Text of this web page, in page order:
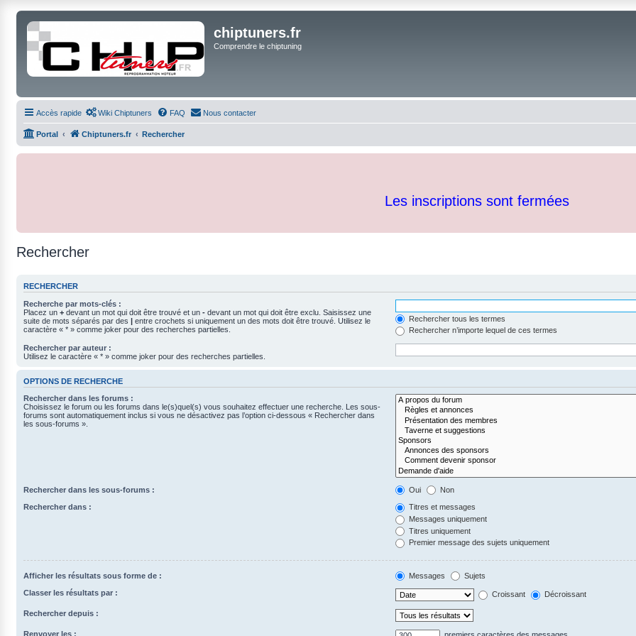
chiptuners.fr
Comprendre le chiptuning
Accès rapide Wiki Chiptuners FAQ Nous contacter
Portal Chiptuners.fr Rechercher
Les inscriptions sont fermées
Rechercher
RECHERCHER
Recherche par mots-clés :
Placez un + devant un mot qui doit être trouvé et un - devant un mot qui doit être exclu. Saisissez une
suite de mots séparés par des | entre crochets si uniquement un des mots doit être trouvé. Utilisez le
caractère « * » comme joker pour des recherches partielles.
Rechercher tous les termes
Rechercher n’importe lequel de ces termes
Rechercher par auteur :
Utilisez le caractère « * » comme joker pour des recherches partielles.
OPTIONS DE RECHERCHE
Rechercher dans les forums :
Choisissez le forum ou les forums dans le(s)quel(s) vous souhaitez effectuer une recherche. Les sous-
forums sont automatiquement inclus si vous ne désactivez pas l’option ci-dessous « Rechercher dans
les sous-forums ».
Rechercher dans les sous-forums : Oui Non
Rechercher dans :
Titres et messages
Messages uniquement
Titres uniquement
Premier message des sujets uniquement
Afficher les résultats sous forme de : Messages Sujets
Classer les résultats par : Croissant Décroissant
Rechercher depuis :
Renvoyer les :